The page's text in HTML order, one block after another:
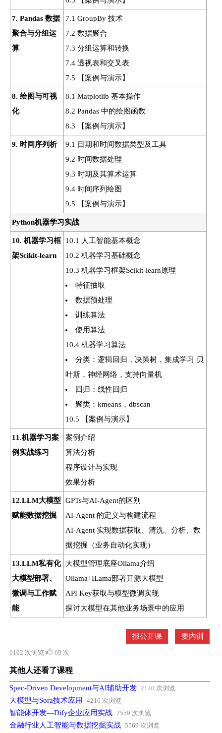
7. Pandas 数据
聚合与分组运
算
7.1 GroupBy 技术
7.2 数据聚合
7.3 分组运算和转换
7.4 透视表和交叉表
7.5 【案例与演示】
8. 绘图与可视
化
8.1 Matplotlib 基本操作
8.2 Pandas 中的绘图函数
8.3 【案例与演示】
9. 时间序列析
9.1 日期和时间数据类型及工具
9.2 时间数据处理
9.3 时期及其算术运算
9.4 时间序列绘图
9.5 【案例与演示】
Python机器学习实战
10. 机器学习框
架Scikit-learn
10.1 人工智能基本概念
10.2 机器学习基础概念
10.3 机器学习框架Scikit-learn原理
特征抽取
数据预处理
训练算法
使用算法
10.4 机器学习算法
分类：逻辑回归，决策树，集成学习 贝
叶斯，神经网络，支持向量机
回归：线性回归
聚类：kmeans，dbscan
10.5 【案例与演示】
11.机器学习案
例实战练习
案例介绍
算法分析
程序设计与实现
效果分析
12.LLM大模型
赋能数据挖掘
GPTs与AI-Agent的区别
AI-Agent 的定义与构建流程
AI-Agent 实现数据获取、清洗、分析、数
据挖掘（业务自动化实现）
13.LLM私有化
大模型部署、
微调与工作赋
能
大模型管理底座Ollama介绍
Ollama+ILama部署开源大模型
API Key获取与模型微调实现
探讨大模型在其他业务场景中的应用
报公开课 要内训
6102 次浏览 69 次
其他人还看了课程
Spec-Driven Development与AI辅助开发 2140 次浏览
大模型与Sora技术应用 4216 次浏览
智能体开发—Dify企业应用实战 2559 次浏览
金融行业人工智能与数据挖掘实战 5569 次浏览